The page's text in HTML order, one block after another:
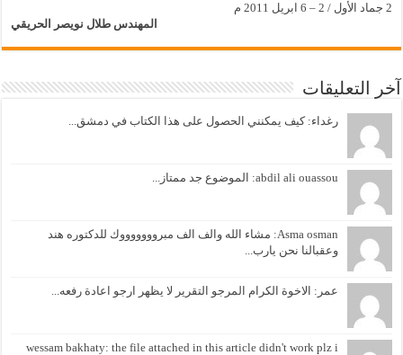
2 جماد الأول / 2 – 6 ابريل 2011 م
المهندس طلال نويصر الحريقي
آخر التعليقات
رغداء: كيف يمكنني الحصول على هذا الكتاب في دمشق...
abdil ali ouassou: الموضوع جد ممتاز...
Asma osman: مشاء الله والف الف مبروووووووك للدكتوره هند
وعقبالنا نحن يارب...
عمر: الاخوة الكرام المرجو التقرير لا يظهر ارجو اعادة رفعه...
wessam bakhaty: the file attached in this article didn't work plz i